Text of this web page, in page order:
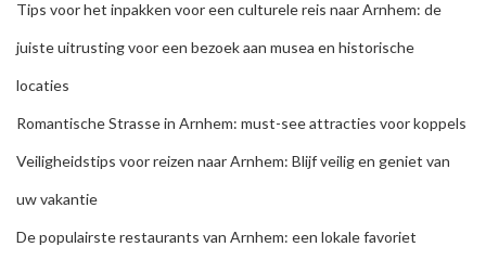
Tips voor het inpakken voor een culturele reis naar Arnhem: de
juiste uitrusting voor een bezoek aan musea en historische
locaties
Romantische Strasse in Arnhem: must-see attracties voor koppels
Veiligheidstips voor reizen naar Arnhem: Blijf veilig en geniet van
uw vakantie
De populairste restaurants van Arnhem: een lokale favoriet